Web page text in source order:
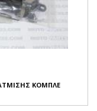
ΚΟΜΠΛΕ